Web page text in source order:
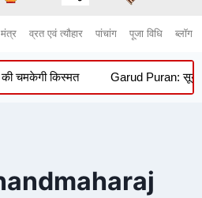
मंत्र व्रत एवं त्यौहार पांचांग पूजा विधि ब्लॉग
किस्मत Garud Puran: सूर्यास्त